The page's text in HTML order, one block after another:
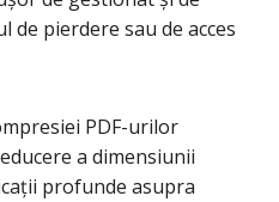
de pierdere sau de acces
PDF-urilor
a dimensiunii
profunde asupra